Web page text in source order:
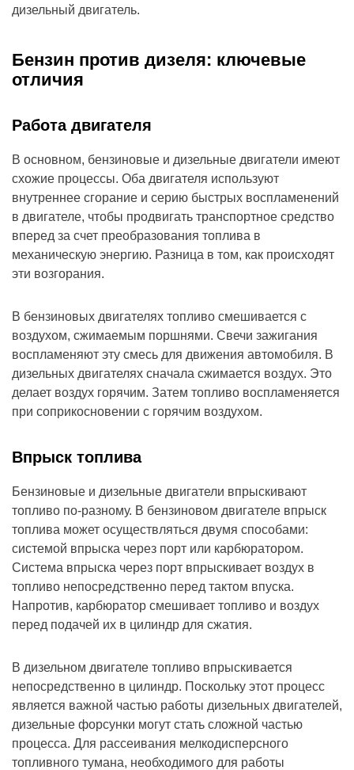
дизельный двигатель.
Бензин против дизеля: ключевые
отличия
Работа двигателя
В основном, бензиновые и дизельные двигатели имеют
схожие процессы. Оба двигателя используют
внутреннее сгорание и серию быстрых воспламенений
в двигателе, чтобы продвигать транспортное средство
вперед за счет преобразования топлива в
механическую энергию. Разница в том, как происходят
эти возгорания.
В бензиновых двигателях топливо смешивается с
воздухом, сжимаемым поршнями. Свечи зажигания
воспламеняют эту смесь для движения автомобиля. В
дизельных двигателях сначала сжимается воздух. Это
делает воздух горячим. Затем топливо воспламеняется
при соприкосновении с горячим воздухом.
Впрыск топлива
Бензиновые и дизельные двигатели впрыскивают
топливо по-разному. В бензиновом двигателе впрыск
топлива может осуществляться двумя способами:
системой впрыска через порт или карбюратором.
Система впрыска через порт впрыскивает воздух в
топливо непосредственно перед тактом впуска.
Напротив, карбюратор смешивает топливо и воздух
перед подачей их в цилиндр для сжатия.
В дизельном двигателе топливо впрыскивается
непосредственно в цилиндр. Поскольку этот процесс
является важной частью работы дизельных двигателей,
дизельные форсунки могут стать сложной частью
процесса. Для рассеивания мелкодисперсного
топливного тумана, необходимого для работы